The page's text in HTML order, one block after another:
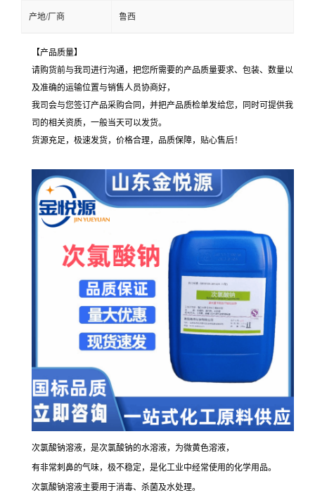
产地/厂商 鲁西
【产品质量】
请购货前与我司进行沟通，把您所需要的产品质量要求、包装、数量以
及准确的运输位置与销售人员协商好，
我司会与您签订产品采购合同，并把产品质检单发给您，同时可提供我
司的相关资质，一般当天可以发货。
货源充足，极速发货，价格合理，品质保障，贴心售后！
次氯酸钠溶液，是次氯酸钠的水溶液，为微黄色溶液，
有非常刺鼻的气味，极不稳定，是化工业中经常使用的化学用品。
次氯酸钠溶液主要用于消毒、杀菌及水处理。